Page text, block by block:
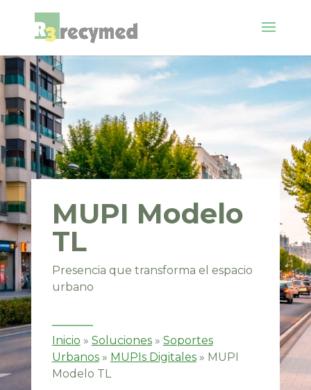
MUPI Modelo
TL
Presencia que transforma el espacio
urbano
Inicio » Soluciones» Soportes
Urbanos» MUPIs Digitales» MUPI
Modelo TL